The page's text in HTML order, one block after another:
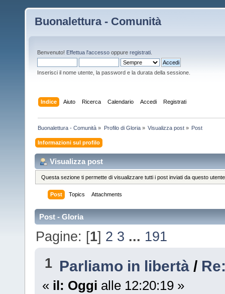
Buonalettura - Comunità
Benvenuto! Effettua l'accesso oppure registrati
Inserisci il nome utente, la password e la durata della sessione.
Indice Aiuto Ricerca Calendario Accedi Registrati
Buonalettura - Comunità » Profilo di Gloria» Visualizza post» Post
Informazioni sul profilo
Visualizza post
Questa sezione ti permette di visualizzare tutti i post inviati da questo
Post Topics Attachments
Post - Gloria
Pagine: [1] 2 3 ... 191
1 Parliamo in libertà /
« il: Oggi alle 12:20:19 »